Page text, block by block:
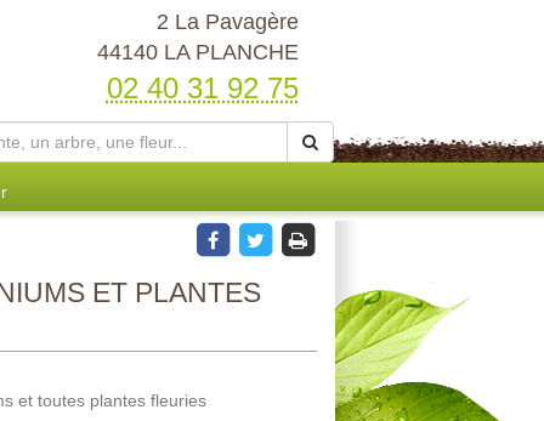
2 La Pavagère
44140 LA PLANCHE
02 40 31 92 75
ET PLANTES
et toutes plantes fleuries